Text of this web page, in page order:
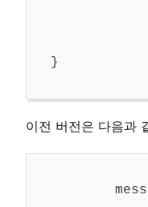
}
이전 버전은 다음과